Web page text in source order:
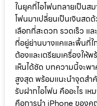
ในยุคที่ไอโฟนกลายเป็นส
โฟนมาเปลี่ยนเป็นเงินสด
เลือกที่สะดวก รวดเร็ว แ
ที่อยู่ย่านบางแคและพื้นที่
ต้องและเตรียมเครื่องให้
เห็นได้ชัด บทความนี้จะพ
สูงสุด พร้อมแนะนำจุดสำ
รับฝากไอโฟน คืออะไร เ
คือการนำ iPhone ของ